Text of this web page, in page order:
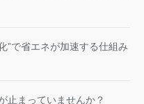
”で省エネが加速する仕組み
止まっていませんか？